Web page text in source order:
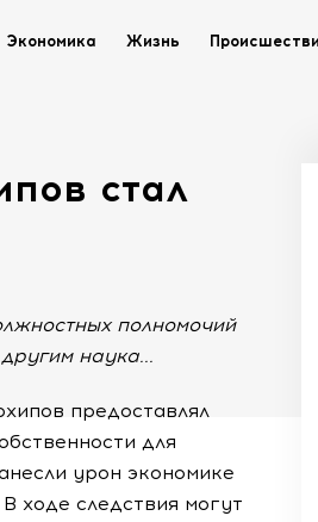
Экономика Жизнь
стал
полномочий
наука...
предоставлял
для
урон экономике
ходе следствия могут